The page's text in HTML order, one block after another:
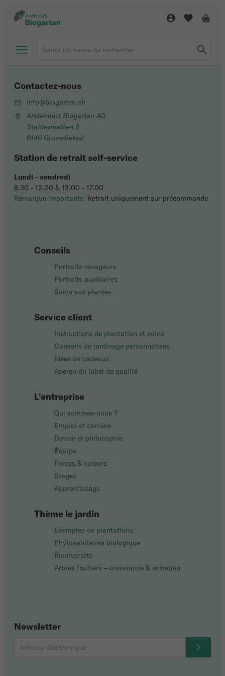
Conseils
Portraits ravageurs
Portraits auxiliaires
Soins aux plantes
Service client
Instructions de plantation et soins
Conseils de jardinage personnalisés
Idées de cadeaux
Aperçu du label de qualité
L'entreprise
Qui sommes-nous ?
Emploi et carrière
Devise et philosophie
Équipe
Forces & valeurs
Stages
Apprentissage
Thème le jardin
Exemples de plantations
Phytosanitaires biologique
Biodiversité
Arbres fruitiers – croissance & entretien
Newsletter
Contactez-nous
info@biogarten.ch
Andermatt Biogarten AG
Stahlermatten 6
6146 Grossdietwil
Station de retrait self-service
Lundi –vendredi
8.30 - 12.00 & 13.00 - 17.00
Remarque importante: Retrait uniquement sur précommande